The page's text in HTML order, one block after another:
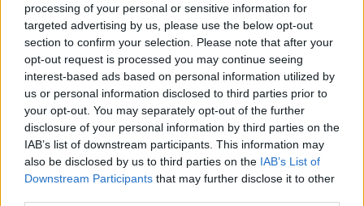
processing of your personal or sensitive information for
targeted advertising by us, please use the below opt-out
section to confirm your selection. Please note that after your
opt-out request is processed you may continue seeing
interest-based ads based on personal information utilized by
us or personal information disclosed to third parties prior to
your opt-out. You may separately opt-out of the further
disclosure of your personal information by third parties on the
IAB’s list of downstream participants. This information may
also be disclosed by us to third parties on the IAB’s List of
Downstream Participants that may further disclose it to other
Ha szeretnéd megkapni legfrissebb cikkeinket az érettségiről, az
egyetemi-főiskolai és a középiskolai felvételiről, ha érdekelnek a
felsőoktatás, a közoktatás, a nyelvoktatás és a felnőttképzés
legfontosabb változásai,iratkozz fel hírleveleinkre.